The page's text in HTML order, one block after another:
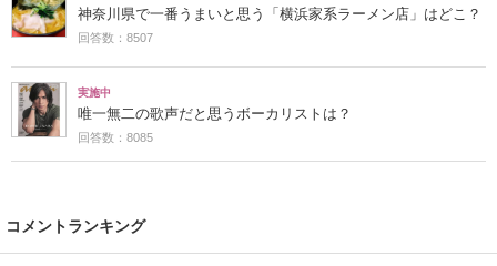
神奈川県で一番うまいと思う「横浜家系ラーメン店」はどこ？
回答数：8507
実施中
唯一無二の歌声だと思うボーカリストは？
回答数：8085
コメントランキング